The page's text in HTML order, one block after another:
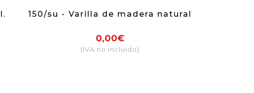
150/su - Varilla de madera natural
0,00€
(IVA no incluido)